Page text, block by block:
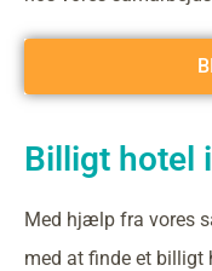
Billigt hotel
Med hjælp fra vores
med at finde et billigt